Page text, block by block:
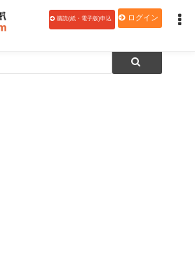
購読(紙・電子版)申込 ログイン